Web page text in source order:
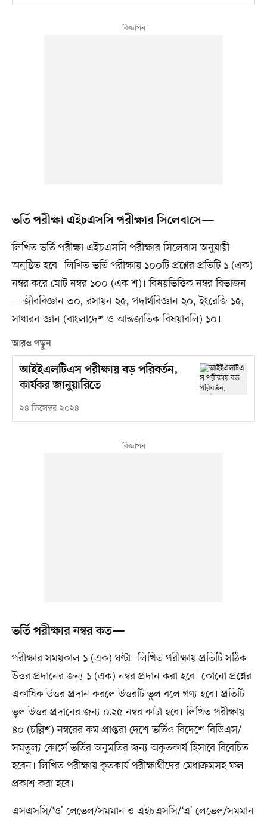
ভর্তি পরীক্ষা এইচএসসি পরীক্ষার সিলেবাসে—
লিখিত ভর্তি পরীক্ষা এইচএসসি পরীক্ষার সিলেবাস অনুযায়ী
অনুষ্ঠিত হবে। লিখিত ভর্তি পরীক্ষায় ১০০টি প্রশ্নের প্রতিটি ১ (এক)
নম্বর করে মোট নম্বর ১০০ (এক শ)। বিষয়ভিত্তিক নম্বর বিভাজন
—জীববিজ্ঞান ৩০, রসায়ন ২৫, পদার্থবিজ্ঞান ২০, ইংরেজি ১৫,
সাধারন জ্ঞান (বাংলাদেশ ও আন্তজাতিক বিষয়াবলি) ১০।
আরও পড়ুন
আইইএলটিএস পরীক্ষায় বড় পরিবর্তন,
কার্যকর জানুয়ারিতে
২৪ ডিসেম্বর ২০২৪
ভর্তি পরীক্ষার নম্বর কত—
পরীক্ষার সময়কাল ১ (এক) ঘণ্টা। লিখিত পরীক্ষায় প্রতিটি সঠিক
উত্তর প্রদানের জন্য ১ (এক) নম্বর প্রদান করা হবে। কোনো প্রশ্নের
একাধিক উত্তর প্রদান করলে উত্তরটি ভুল বলে গণ্য হবে। প্রতিটি
ভুল উত্তর প্রদানের জন্য ০.২৫ নম্বর কাটা হবে। লিখিত পরীক্ষায়
৪০ (চল্লিশ) নম্বরের কম প্রাপ্তরা দেশে ভর্তিও বিদেশে বিডিএস/
সমতুল্য কোর্সে ভর্তির অনুমতির জন্য অকৃতকার্য হিসাবে বিবেচিত
হবেন। লিখিত পরীক্ষায় কৃতকার্য পরীক্ষার্থীদের মেধাক্রমসহ ফল
প্রকাশ করা হবে।
এসএসসি/‘ও’ লেভেল/সমমান ও এইচএসসি/‘এ’ লেভেল/সমমান